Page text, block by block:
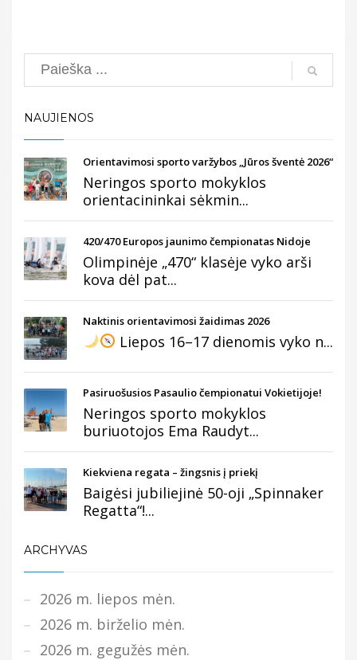
Search
NAUJIENOS
Orientavimosi sporto varžybos „Jūros šventė 2026“
Neringos sporto mokyklos
orientacininkai sėkmin...
420/470 Europos jaunimo čempionatas Nidoje
Olimpinėje „470“ klasėje vyko arši
kova dėl pat...
Naktinis orientavimosi žaidimas 2026
Liepos 16–17 dienomis vyko n...
Pasiruošusios Pasaulio čempionatui Vokietijoje!
Neringos sporto mokyklos
buriuotojos Ema Raudyt...
Kiekviena regata – žingsnis į priekį
Baigėsi jubiliejinė 50-oji „Spinnaker
Regatta“!...
ARCHYVAS
2026 m. liepos mėn.
2026 m. birželio mėn.
2026 m. gegužės mėn.